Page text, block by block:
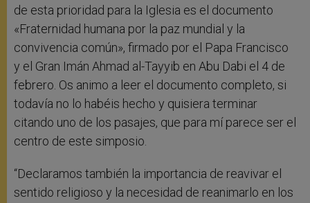
de esta prioridad para la Iglesia es el documento
«Fraternidad humana por la paz mundial y la
convivencia común», firmado por el Papa Francisco
y el Gran Imán Ahmad al-Tayyib en Abu Dabi el 4 de
febrero. Os animo a leer el documento completo, si
todavía no lo habéis hecho y quisiera terminar
citando uno de los pasajes, que para mí parece ser el
centro de este simposio.
“Declaramos también la importancia de reavivar el
sentido religioso y la necesidad de reanimarlo en los